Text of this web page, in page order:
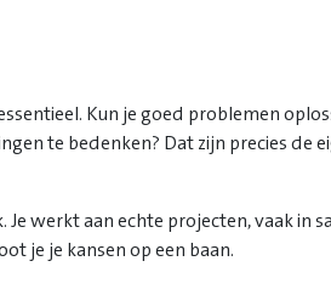
Kun je goed problemen
te bedenken? Dat zijn precies de
werkt aan echte projecten, vaak in
je je kansen op een baan.